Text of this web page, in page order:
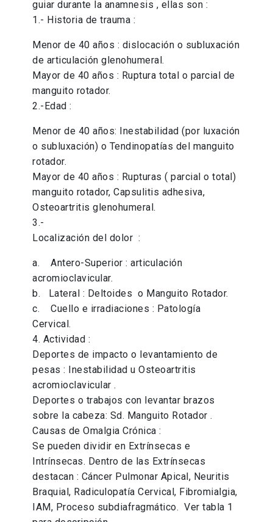
guiar durante la anamnesis , ellas son :
1.- Historia de trauma :
Menor de 40 años : dislocación o subluxación
de articulación glenohumeral.
Mayor de 40 años : Ruptura total o parcial de
manguito rotador.
2.-Edad :
Menor de 40 años: Inestabilidad (por luxación
o subluxación) o Tendinopatías del manguito
rotador.
Mayor de 40 años : Rupturas ( parcial o total)
manguito rotador, Capsulitis adhesiva,
Osteoartritis glenohumeral.
3.-
Localización del dolor :
a. Antero-Superior : articulación
acromioclavicular.
b. Lateral : Deltoides o Manguito Rotador.
c. Cuello e irradiaciones : Patología
Cervical.
4. Actividad :
Deportes de impacto o levantamiento de
pesas : Inestabilidad u Osteoartritis
acromioclavicular .
Deportes o trabajos con levantar brazos
sobre la cabeza: Sd. Manguito Rotador .
Causas de Omalgia Crónica :
Se pueden dividir en Extrínsecas e
Intrínsecas. Dentro de las Extrínsecas
destacan : Cáncer Pulmonar Apical, Neuritis
Braquial, Radiculopatía Cervical, Fibromialgia,
IAM, Proceso subdiafragmático. Ver tabla 1